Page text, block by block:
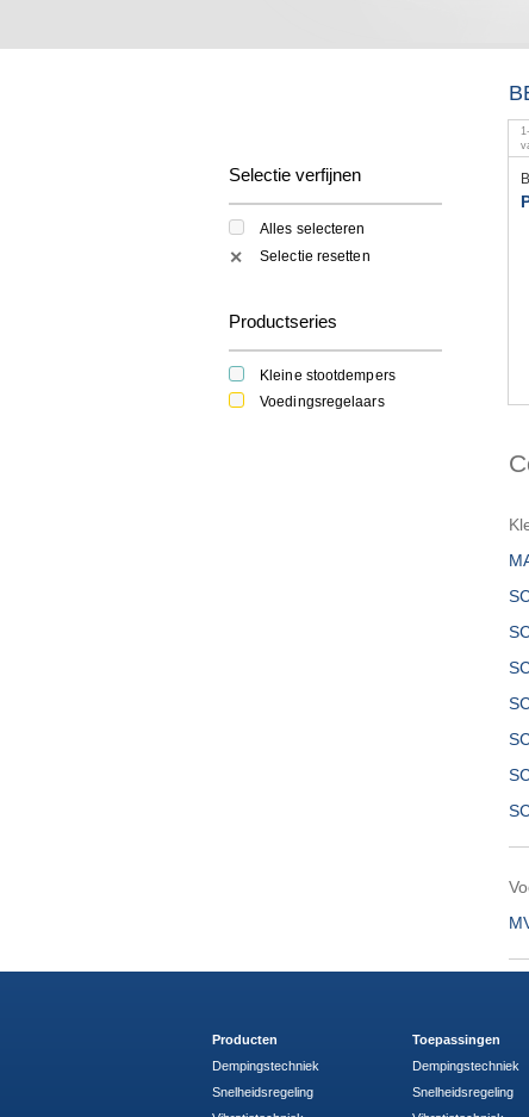
Selectie verfijnen
Alles selecteren
✕ Selectie resetten
Productseries
Kleine stootdempers
Voedingsregelaars
1-
Producten
Dempingstechniek
Snelheidsregeling
Toepassingen
Dempingstechniek
Snelheidsregeling